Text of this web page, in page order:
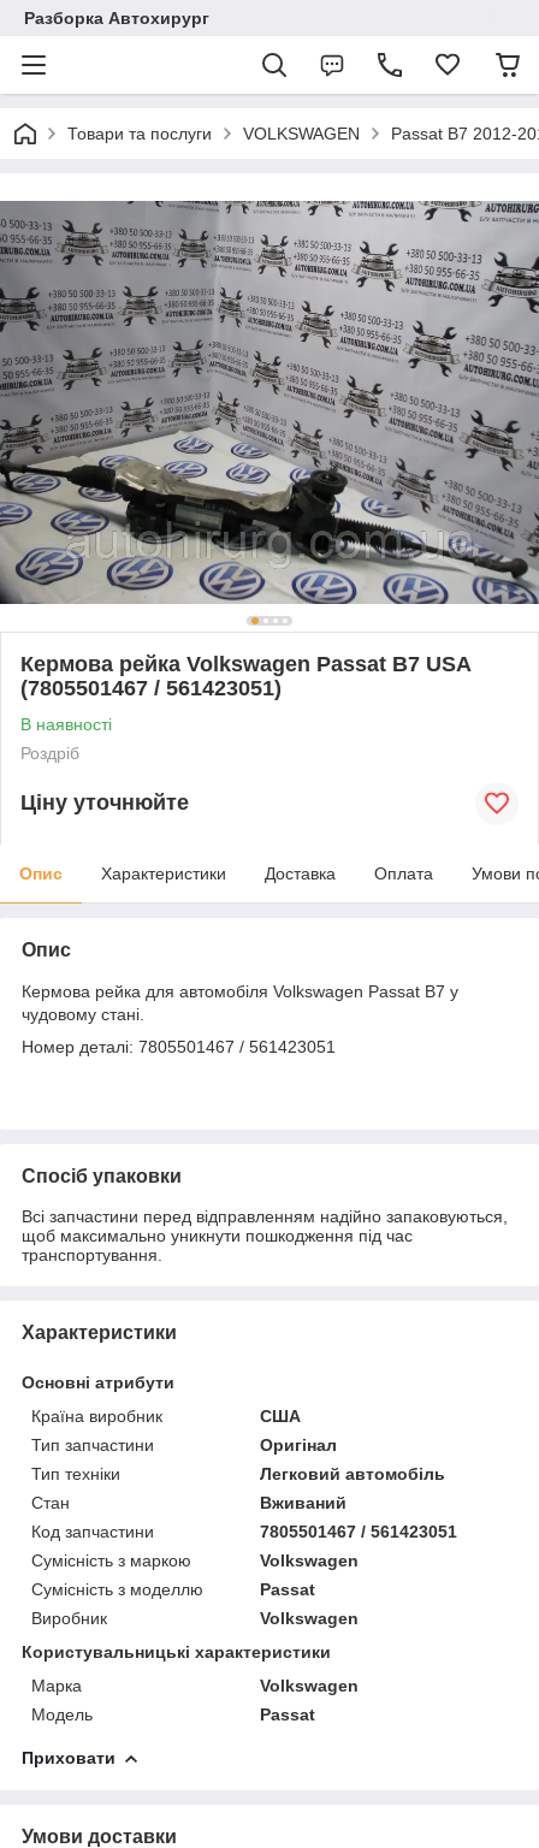
Разборка Автохирург
Товари та послуги VOLKSWAGEN Passat B7 2012-
Кермова рейка Volkswagen Passat B7 USA
(7805501467 / 561423051)
В наявності
Роздріб
Ціну уточнюйте
Опис Характеристики Доставка Оплата Умови
Опис
Кермова рейка для автомобіля Volkswagen Passat B7 у
чудовому стані.
Номер деталі: 7805501467 / 561423051
Спосіб упаковки
Всі запчастини перед відправленням надійно запаковуються,
щоб максимально уникнути пошкодження під час
транспортування.
Характеристики
Основні атрибути
Країна виробник
США
Тип запчастини
Оригінал
Тип техніки
Легковий автомобіль
Стан
Вживаний
Код запчастини
7805501467 / 561423051
Сумісність з маркою
Volkswagen
Сумісність з моделлю
Passat
Виробник
Volkswagen
Користувальницькі характеристики
Марка
Volkswagen
Модель
Passat
Приховати
Умови доставки